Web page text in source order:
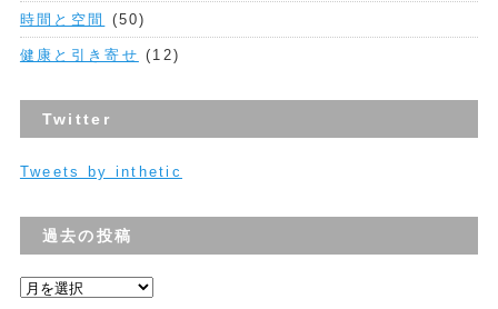
時間と空間 (50)
健康と引き寄せ (12)
Twitter
Tweets by inthetic
過去の投稿
過